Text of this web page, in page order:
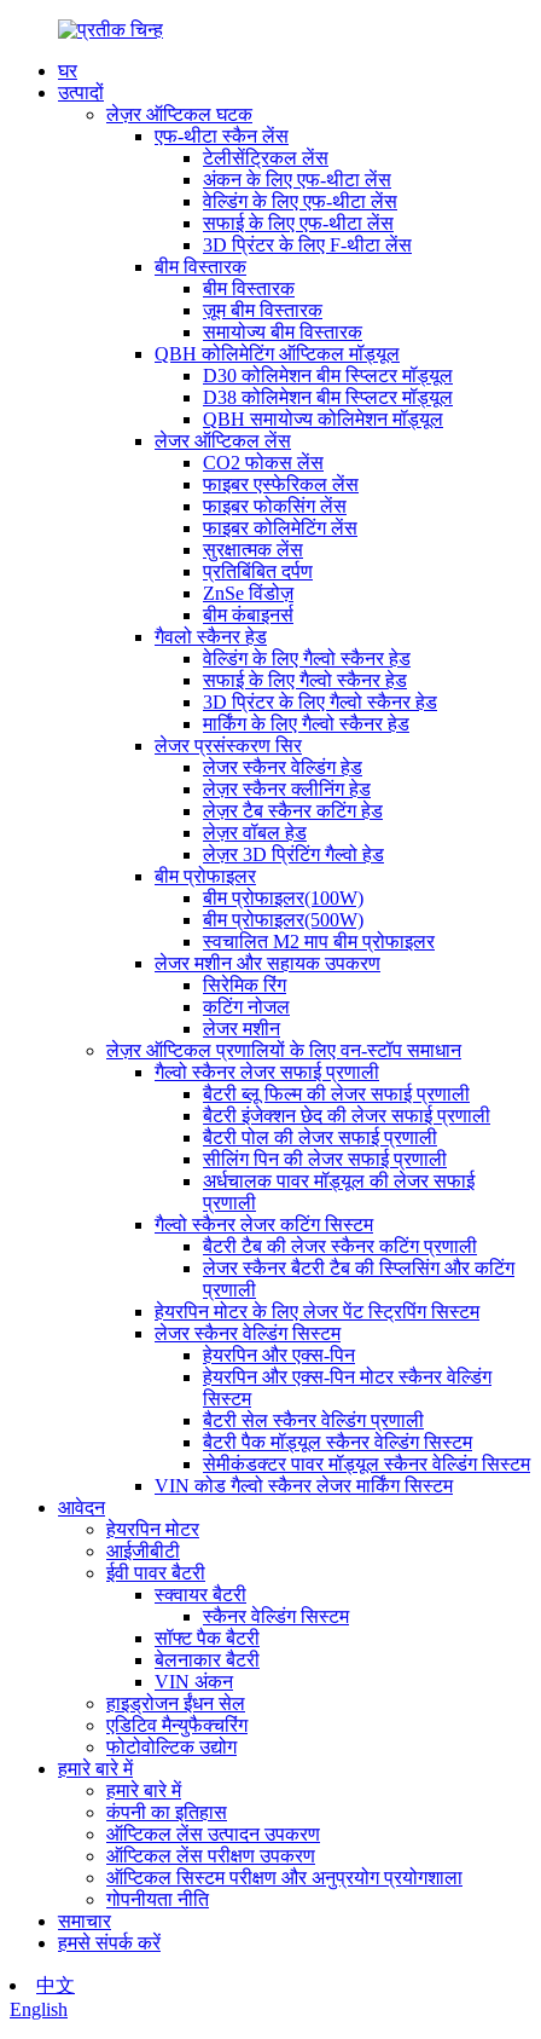
घर
उत्पादों
लेज़र ऑप्टिकल घटक
एफ-थीटा स्कैन लेंस
टेलीसेंट्रिकल लेंस
अंकन के लिए एफ-थीटा लेंस
वेल्डिंग के लिए एफ-थीटा लेंस
सफाई के लिए एफ-थीटा लेंस
3D प्रिंटर के लिए F-थीटा लेंस
बीम विस्तारक
बीम विस्तारक
ज़ूम बीम विस्तारक
समायोज्य बीम विस्तारक
QBH कोलिमेटिंग ऑप्टिकल मॉड्यूल
D30 कोलिमेशन बीम स्प्लिटर मॉड्यूल
D38 कोलिमेशन बीम स्प्लिटर मॉड्यूल
QBH समायोज्य कोलिमेशन मॉड्यूल
लेजर ऑप्टिकल लेंस
CO2 फोकस लेंस
फाइबर एस्फेरिकल लेंस
फाइबर फोकसिंग लेंस
फाइबर कोलिमेटिंग लेंस
सुरक्षात्मक लेंस
प्रतिबिंबित दर्पण
ZnSe विंडोज़
बीम कंबाइनर्स
गैवलो स्कैनर हेड
वेल्डिंग के लिए गैल्वो स्कैनर हेड
सफाई के लिए गैल्वो स्कैनर हेड
3D प्रिंटर के लिए गैल्वो स्कैनर हेड
मार्किंग के लिए गैल्वो स्कैनर हेड
लेजर प्रसंस्करण सिर
लेजर स्कैनर वेल्डिंग हेड
लेज़र स्कैनर क्लीनिंग हेड
लेज़र टैब स्कैनर कटिंग हेड
लेज़र वॉबल हेड
लेज़र 3D प्रिंटिंग गैल्वो हेड
बीम प्रोफाइलर
बीम प्रोफाइलर(100W)
बीम प्रोफाइलर(500W)
स्वचालित M2 माप बीम प्रोफाइलर
लेजर मशीन और सहायक उपकरण
सिरेमिक रिंग
कटिंग नोजल
लेजर मशीन
लेज़र ऑप्टिकल प्रणालियों के लिए वन-स्टॉप समाधान
गैल्वो स्कैनर लेजर सफाई प्रणाली
बैटरी ब्लू फिल्म की लेजर सफाई प्रणाली
बैटरी इंजेक्शन छेद की लेजर सफाई प्रणाली
बैटरी पोल की लेजर सफाई प्रणाली
सीलिंग पिन की लेजर सफाई प्रणाली
अर्धचालक पावर मॉड्यूल की लेजर सफाई
प्रणाली
गैल्वो स्कैनर लेजर कटिंग सिस्टम
बैटरी टैब की लेजर स्कैनर कटिंग प्रणाली
लेजर स्कैनर बैटरी टैब की स्प्लिसिंग और कटिंग
प्रणाली
हेयरपिन मोटर के लिए लेजर पेंट स्ट्रिपिंग सिस्टम
लेजर स्कैनर वेल्डिंग सिस्टम
हेयरपिन और एक्स-पिन
हेयरपिन और एक्स-पिन मोटर स्कैनर वेल्डिंग
सिस्टम
बैटरी सेल स्कैनर वेल्डिंग प्रणाली
बैटरी पैक मॉड्यूल स्कैनर वेल्डिंग सिस्टम
सेमीकंडक्टर पावर मॉड्यूल स्कैनर वेल्डिंग सिस्टम
VIN कोड गैल्वो स्कैनर लेजर मार्किंग सिस्टम
आवेदन
हेयरपिन मोटर
आईजीबीटी
ईवी पावर बैटरी
स्क्वायर बैटरी
स्कैनर वेल्डिंग सिस्टम
सॉफ्ट पैक बैटरी
बेलनाकार बैटरी
VIN अंकन
हाइड्रोजन ईंधन सेल
एडिटिव मैन्युफैक्चरिंग
फोटोवोल्टिक उद्योग
हमारे बारे में
हमारे बारे में
कंपनी का इतिहास
ऑप्टिकल लेंस उत्पादन उपकरण
ऑप्टिकल लेंस परीक्षण उपकरण
ऑप्टिकल सिस्टम परीक्षण और अनुप्रयोग प्रयोगशाला
गोपनीयता नीति
समाचार
हमसे संपर्क करें
中文
English